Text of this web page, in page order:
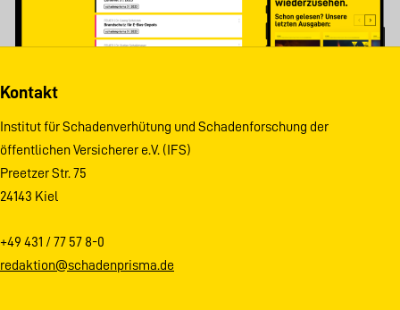
Kontakt
Institut für Schadenverhütung und Schadenforschung der
öffentlichen Versicherer e.V. (IFS)
Preetzer Str. 75
24143 Kiel
+49 431 / 77 57 8-0
redaktion@schadenprisma.de